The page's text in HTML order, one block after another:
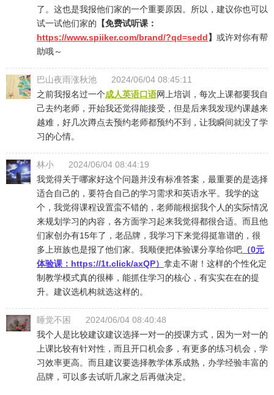
了。这也是我报他们家的一个重要原因。所以，建议你也可以
试一试他们家的 【免费试听课：
https://www.spiiker.com/brand/?qd=sedd】 或许对你有帮
助哦～
巴山夜雨涨秋池
2024/06/04 08:45:11
之前我报名过一个成人英语口语网上培训，每次上课都要我自
己去约老师，开始我还觉得能接受，但是后来我发现约课越来
越难，好几次蹲点去预约老师都预约不到，让我瞬间就没了学
习的心情。
林小
2024/06/04 08:44:19
我觉得关于哪家好这个问题并没有标准答案，最重要的是选择
适合自己的，要符合自己的学习需求和英语水平。我学的这
个，我觉得课程设置蛮不错的，老师能根据我个人的实际情况
来规划学习的内容，各方面学习起来我觉得都很合适。而且他
们家创办有15年了，老品牌，我学习下来觉得挺靠谱的，很
多上班族也是报了他们家。我顺便把体验课分享给你吧 （0元
体验课： https://1t.click/axQP） 拿走不谢！这样的个性化定
制教学模式真的很棒，能抓住学习的核心，有实实在在的提
升。建议选机构就选这样的。
睡觉不困
2024/06/04 08:40:48
我个人是比较建议建议选择一对一的授课方式，因为一对一的
上课比较有针对性，而且开口机会多，有更多的练习机会，学
习效率更高。而且建议要选择教学体系成熟，办学经验丰富的
品牌，可以多去试听几家之后再做决定。